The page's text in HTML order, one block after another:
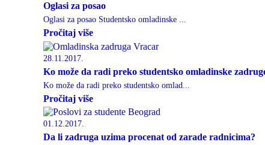
Oglasi za posao
Oglasi za posao Studentsko omladinske ...
Pročitaj više
28.11.2017.
Ko može da radi preko studentsko omladinske
Ko može da radi preko studentsko omlad...
Pročitaj više
01.12.2017.
Da li zadruga uzima procenat od zarade radnicima?